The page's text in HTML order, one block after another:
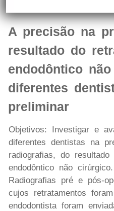
A precisão na
resultado do
endodôntico
diferentes
preliminar
Objetivos: Investigar e
diferentes dentistas na
radiografias, do resultado
endodôntico não
Radiografias pré e pós-
cujos retratamentos
endodontista foram